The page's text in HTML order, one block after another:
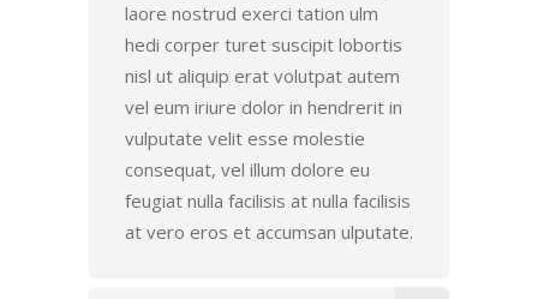
laore nostrud exerci tation ulm
hedi corper turet suscipit lobortis
nisl ut aliquip erat volutpat autem
vel eum iriure dolor in hendrerit in
vulputate velit esse molestie
consequat, vel illum dolore eu
feugiat nulla facilisis at nulla facilisis
at vero eros et accumsan ulputate.